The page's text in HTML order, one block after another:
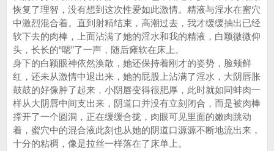
恢复了理智，没有想到这次性爱如此激情。精液与淫水在蜜穴
中激烈混合着。直到射精结束，高潮过去，我才缓缓抽出已经
软下去的肉棒，上面沾满了她的淫水和我的精液，白颖微微仰
头，长长的“嗯”了一声，随后瘫软在床上。
身下的白颖眼神依然涣散，她还保持着刚才的姿势，脸颊鲜
红，还未从激情中退出来，她的屁股上沾满了淫水，大阴唇胀
鼓鼓的好像肿了起来，小阴唇变得很肥厚，此时就如同蚌肉一
样从大阴唇中间支出来，阴道口并没有立刻闭合，而是被肉棒
撑开了一个圆洞，正在缓缓合拢，肉眼可见里面的嫩肉跳动
着，蜜穴中的混合液此刻也从她的阴道口源源不断地流出来，
十分的粘稠，像是拉丝一样落在了床单上。